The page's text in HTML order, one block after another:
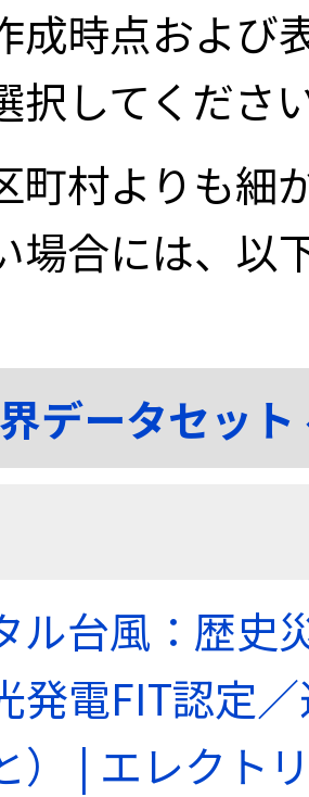
成時点および
択してくださ
町村よりも細
場合には、以
データセッ
ル台風：歴史
発電FIT認定
） | エレクト